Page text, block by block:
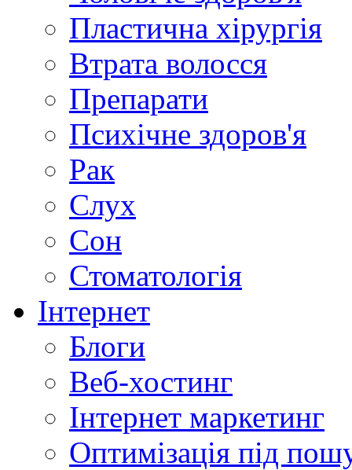
Пластична хірургія
Втрата волосся
Препарати
Психічне здоров'я
Рак
Слух
Сон
Стоматологія
Інтернет
Блоги
Веб-хостинг
Інтернет маркетинг
Оптимізація під